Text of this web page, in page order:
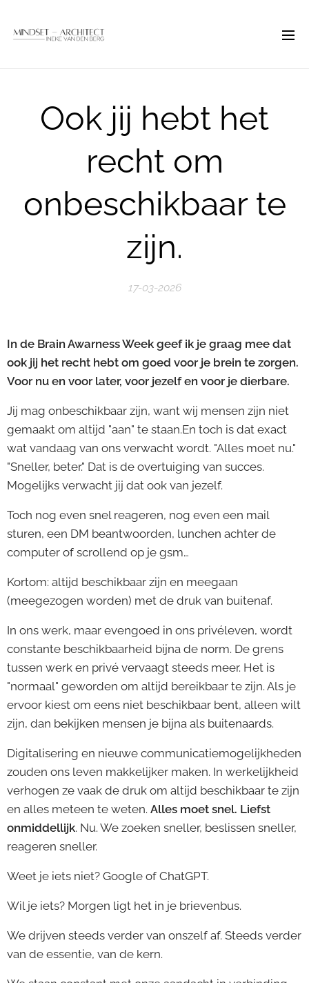
Ook jij hebt het
recht om
onbeschikbaar te
zijn.
17-03-2026
In de Brain Awarness Week geef ik je graag mee dat
ook jij het recht hebt om goed voor je brein te zorgen.
Voor nu en voor later, voor jezelf en voor je dierbare.
Jij mag onbeschikbaar zijn, want wij mensen zijn niet
gemaakt om altijd "aan" te staan.En toch is dat exact
wat vandaag van ons verwacht wordt. "Alles moet nu."
"Sneller, beter." Dat is de overtuiging van succes.
Mogelijks verwacht jij dat ook van jezelf.
Toch nog even snel reageren, nog even een mail
sturen, een DM beantwoorden, lunchen achter de
computer of scrollend op je gsm…
Kortom: altijd beschikbaar zijn en meegaan
(meegezogen worden) met de druk van buitenaf.
In ons werk, maar evengoed in ons privéleven, wordt
constante beschikbaarheid bijna de norm. De grens
tussen werk en privé vervaagt steeds meer. Het is
"normaal" geworden om altijd bereikbaar te zijn. Als je
ervoor kiest om eens niet beschikbaar bent, alleen wilt
zijn, dan bekijken mensen je bijna als buitenaards.
Digitalisering en nieuwe communicatiemogelijkheden
zouden ons leven makkelijker maken. In werkelijkheid
verhogen ze vaak de druk om altijd beschikbaar te zijn
en alles meteen te weten. Alles moet snel. Liefst
onmiddellijk. Nu. We zoeken sneller, beslissen sneller,
reageren sneller.
Weet je iets niet? Google of ChatGPT.
Wil je iets? Morgen ligt het in je brievenbus.
We drijven steeds verder van onszelf af. Steeds verder
van de essentie, van de kern.